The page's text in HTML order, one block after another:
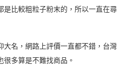
是比較粗粒子粉末的，所以一直在尋
大名，網路上評價一直都不錯，台灣
多算是不難找商品。